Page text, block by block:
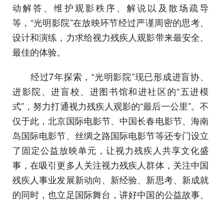
动解答、维护观影秩序、解说以及散场疏导
等，“光明影院”在放映环节经过严谨周密的思考、
设计和演练，力求给视力残疾人观影带来最安全、
最佳的体验。
经过7年探索，“光明影院”现已形成进盲协、
进影院、进盲校、进图书馆和进社区的“五进模
式”，努力打通视力残疾人观影的“最后一公里”。不
仅于此，北京国际电影节、中国长春电影节、海南
岛国际电影节、丝绸之路国际电影节等还专门设立
了固定公益放映单元，让视力残疾人共享文化盛
事，在吸引更多人关注视力残疾人群体，关注中国
残疾人事业发展新动向、新经验、新思考、新成就
的同时，也立足国际舞台，讲好中国的公益故事、